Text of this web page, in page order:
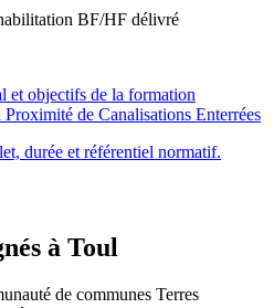
BF/HF délivré
et objectifs de la formation
de Canalisations Enterrées
durée et référentiel normatif.
à Toul
de communes Terres